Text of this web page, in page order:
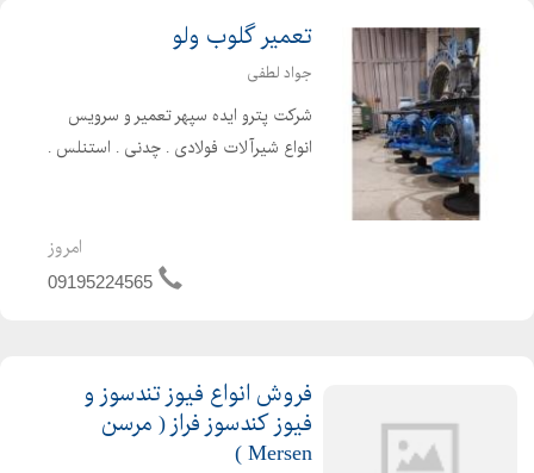
تعمیر گلوب ولو
جواد لطفی
شرکت پترو ایده سپهر تعمیر و سرویس
انواع شیرآلات فولادی . چدنی . استنلس .
ها . تعمیرات و کالیبراسیون سفتی ولوامروز
09195224565
فروش انواع فیوز تندسوز و
فیوز کندسوز فراز ( مرسن
Mersen )